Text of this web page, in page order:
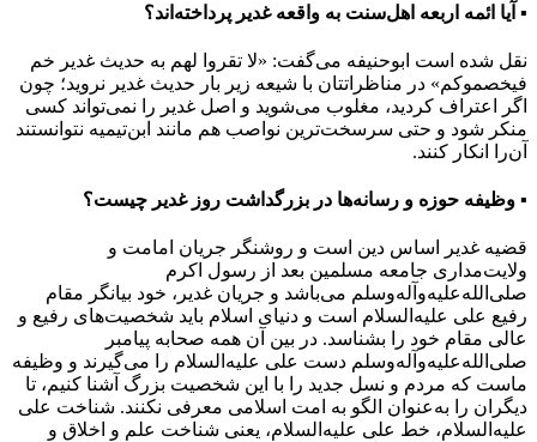
▪ آیا ائمه اربعه اهل‌سنت به واقعه غدیر پرداخته‌اند؟
نقل شده است ابوحنیفه می‌گفت: «لا تقروا لهم به حدیث غدیر خم
فیخصموکم» در مناظراتتان با شیعه زیر بار حدیث غدیر نروید؛ چون
اگر اعتراف کردید، مغلوب می‌شوید و اصل غدیر را نمی‌تواند کسی
منکر شود و حتی سرسخت‌ترین نواصب هم مانند ابن‌تیمیه نتوانستند
آن‌را انکار کنند.
▪ وظیفه حوزه و رسانه‌ها در بزرگداشت روز غدیر چیست؟
قضیه غدیر اساس دین است و روشنگر جریان امامت و
ولایت‌مداری جامعه مسلمین بعد از رسول اکرم
صلی‌الله‌علیه‌وآله‌وسلم می‌باشد و جریان غدیر، خود بیانگر مقام
رفیع علی علیه‌السلام است و دنیای اسلام باید شخصیت‌های رفیع و
عالی مقام خود را بشناسد. در بین آن همه صحابه پیامبر
صلی‌الله‌علیه‌وآله‌وسلم دست علی علیه‌السلام را می‌گیرند و وظیفه
ماست که مردم و نسل جدید را با این شخصیت بزرگ آشنا کنیم، تا
دیگران را به‌عنوان الگو به امت اسلامی معرفی نکنند. شناخت علی
علیه‌السلام، خط علی علیه‌السلام، یعنی شناخت علم و اخلاق و